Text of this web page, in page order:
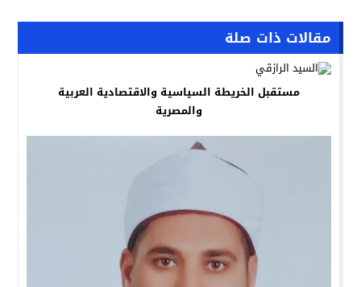
مقالات ذات صلة
مستقبل الخريطة السياسية والاقتصادية العربية
والمصرية